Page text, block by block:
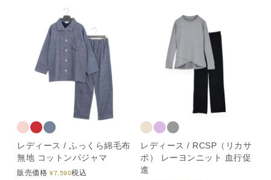
レディース / ふっくら綿毛布
無地 コットンパジャマ
販売価格 ¥7,590税込
レディース / RCSP（リカサ
ポ） レーヨンニット 血行促
進